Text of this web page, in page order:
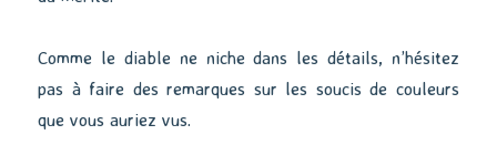
Comme le diable ne niche dans les détails, n’hésitez
pas à faire des remarques sur les soucis de couleurs
que vous auriez vus.